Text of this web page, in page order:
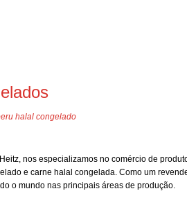
halal congelado
nos especializamos no comércio de
e carne halal congelada. Como um
o mundo nas principais áreas de produção.